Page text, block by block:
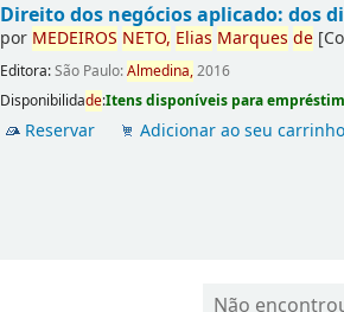
Direito dos negócios aplicado: dos
por MEDEIROS NETO, Elias Marques de
Editora:São Paulo:Almedina,2016
Disponibilidade:Itens disponíveis para
Reservar Adicionar ao seu carrinho